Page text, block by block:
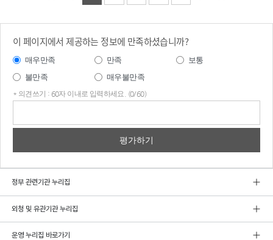
이 페이지에서 제공하는 정보에 만족하셨습니까?
매우만족 만족
보통
불만족
매우불만족
* 의견쓰기 : 60자 이내로 입력하세요. (0/60)
정부 관련기관 누리집
외청 및 유관기관 누리집
운영 누리집 바로가기